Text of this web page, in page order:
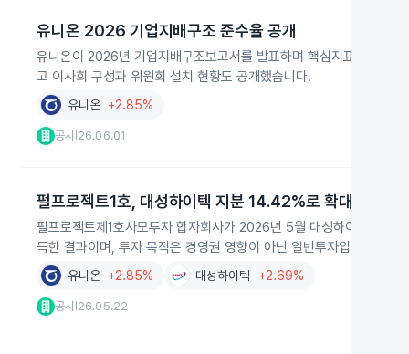
유니온 2026 기업지배구조 준수율 공개
유니온이 2026년 기업지배구조보고서를 발표하며 핵심지표 준수율
고 이사회 구성과 위원회 설치 현황도 공개했습니다.
유니온 +2.85%
공시 26.06.01
펄프로젝트1호, 대성하이텍 지분 14.42%로 확대
펄프로젝트제1호사모투자 합자회사가 2026년 5월 대성하이텍 주
득한 결과이며, 투자 목적은 경영권 영향이 아닌 일반투자입니다.
유니온 +2.85% 대성하이텍 +2.69%
공시 26.05.22